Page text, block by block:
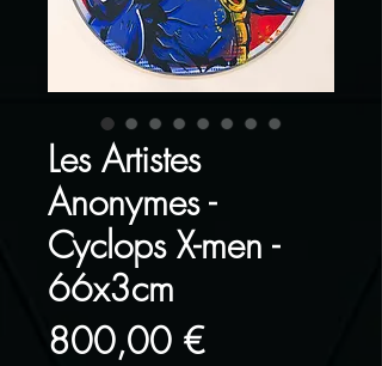
Les Artistes
Anonymes -
Cyclops X-men -
66x3cm
800,00 €Prix